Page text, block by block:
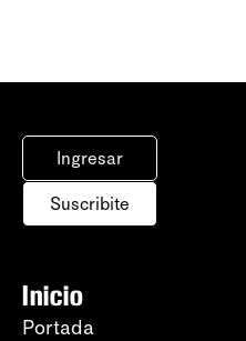
Ingresar
Suscribite
Inicio
Portada